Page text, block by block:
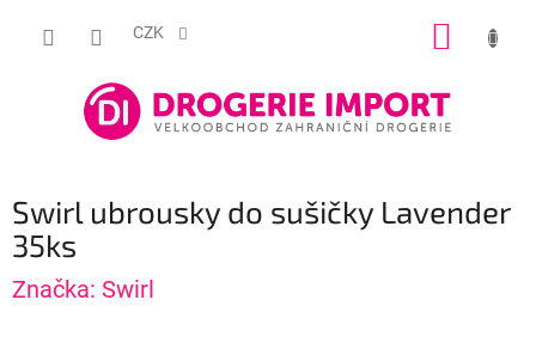
CZK
Swirl ubrousky do sušičky Lavender
35ks
Značka: Swirl